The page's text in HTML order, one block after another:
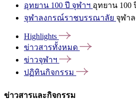
อุทยาน 100 ปี จุฬาฯ อุทยาน 100
จุฬาลงกรณ์ราชบรรณาลัย จุฬา
Highlights
ข่าวสารทั้งหมด
ข่าวจุฬาฯ
ปฏิทินกิจกรรม
ข่าวสารและกิจกรรม